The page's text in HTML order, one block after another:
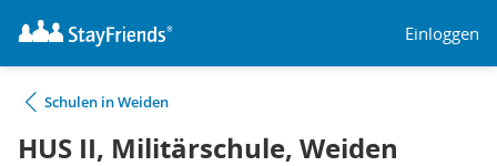
Einloggen
Schulen in Weiden
HUS II, Militärschule, Weiden